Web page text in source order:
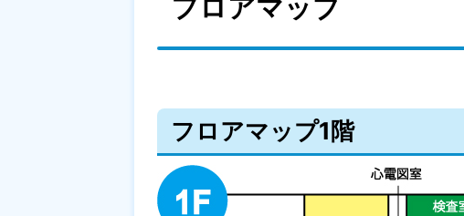
フロアマップ
フロアマップ1階